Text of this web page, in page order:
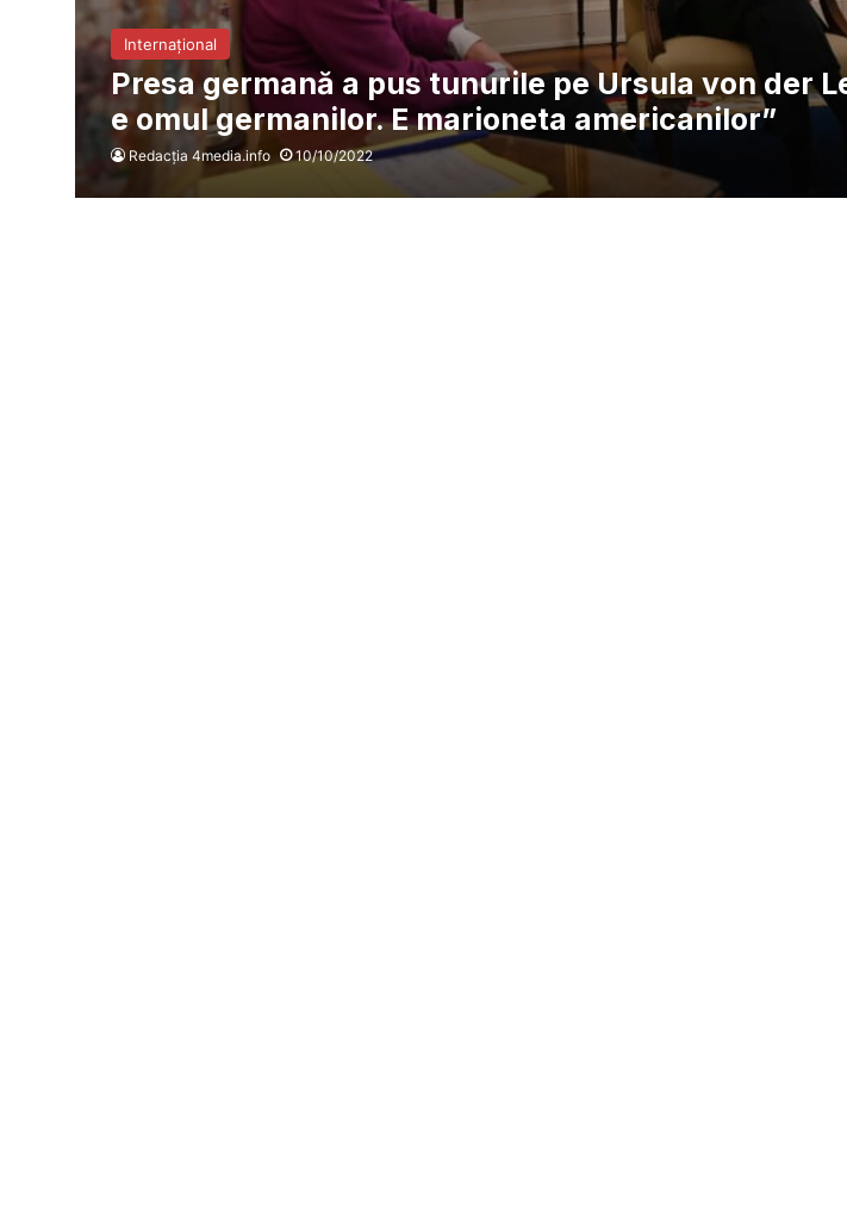
Internațional
Presa germană a pus tunurile pe Ursula von der
e omul germanilor. E marioneta americanilor”
Redacția 4media.info 10/10/2022